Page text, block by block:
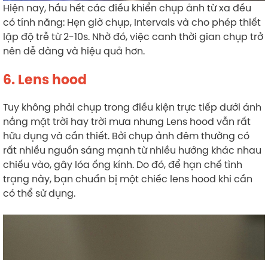
Hiện nay, hầu hết các điều khiển chụp ảnh từ xa đều
có tính năng: Hẹn giờ chụp, Intervals và cho phép thiết
lập độ trễ từ 2-10s. Nhờ đó, việc canh thời gian chụp trở
nên dễ dàng và hiệu quả hơn.
6. Lens hood
Tuy không phải chụp trong điều kiện trực tiếp dưới ánh
nắng mặt trời hay trời mưa nhưng Lens hood vẫn rất
hữu dụng và cần thiết. Bởi chụp ảnh đêm thường có
rất nhiều nguồn sáng mạnh từ nhiều hướng khác nhau
chiếu vào, gây lóa ống kính. Do đó, để hạn chế tình
trạng này, bạn chuẩn bị một chiếc lens hood khi cần
có thể sử dụng.